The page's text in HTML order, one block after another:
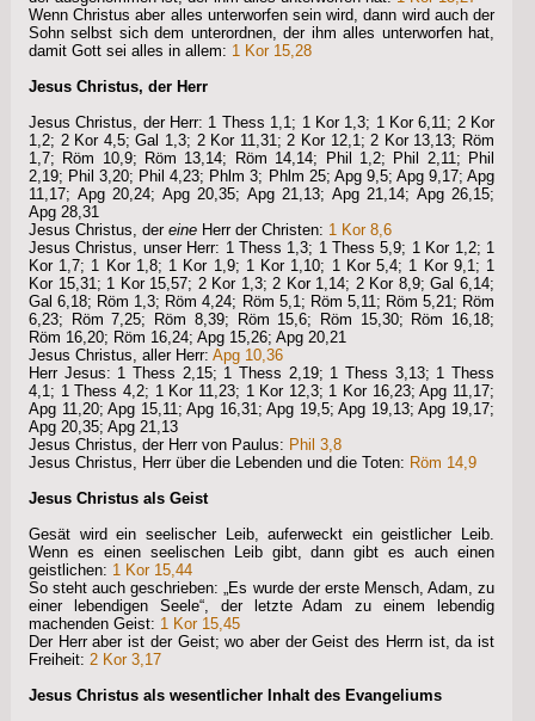
Wenn Christus aber alles unterworfen sein wird, dann wird auch der
Sohn selbst sich dem unterordnen, der ihm alles unterworfen hat,
damit Gott sei alles in allem: 1 Kor 15,28
Jesus Christus, der Herr
Jesus Christus, der Herr: 1 Thess 1,1; 1 Kor 1,3; 1 Kor 6,11; 2 Kor
1,2; 2 Kor 4,5; Gal 1,3; 2 Kor 11,31; 2 Kor 12,1; 2 Kor 13,13; Röm
1,7; Röm 10,9; Röm 13,14; Röm 14,14; Phil 1,2; Phil 2,11; Phil
2,19; Phil 3,20; Phil 4,23; Phlm 3; Phlm 25; Apg 9,5; Apg 9,17; Apg
11,17; Apg 20,24; Apg 20,35; Apg 21,13; Apg 21,14; Apg 26,15;
Apg 28,31
Jesus Christus, der eine Herr der Christen: 1 Kor 8,6
Jesus Christus, unser Herr: 1 Thess 1,3; 1 Thess 5,9; 1 Kor 1,2; 1
Kor 1,7; 1 Kor 1,8; 1 Kor 1,9; 1 Kor 1,10; 1 Kor 5,4; 1 Kor 9,1; 1
Kor 15,31; 1 Kor 15,57; 2 Kor 1,3; 2 Kor 1,14; 2 Kor 8,9; Gal 6,14;
Gal 6,18; Röm 1,3; Röm 4,24; Röm 5,1; Röm 5,11; Röm 5,21; Röm
6,23; Röm 7,25; Röm 8,39; Röm 15,6; Röm 15,30; Röm 16,18;
Röm 16,20; Röm 16,24; Apg 15,26; Apg 20,21
Jesus Christus, aller Herr: Apg 10,36
Herr Jesus: 1 Thess 2,15; 1 Thess 2,19; 1 Thess 3,13; 1 Thess
4,1; 1 Thess 4,2; 1 Kor 11,23; 1 Kor 12,3; 1 Kor 16,23; Apg 11,17;
Apg 11,20; Apg 15,11; Apg 16,31; Apg 19,5; Apg 19,13; Apg 19,17;
Apg 20,35; Apg 21,13
Jesus Christus, der Herr von Paulus: Phil 3,8
Jesus Christus, Herr über die Lebenden und die Toten: Röm 14,9
Jesus Christus als Geist
Gesät wird ein seelischer Leib, auferweckt ein geistlicher Leib.
Wenn es einen seelischen Leib gibt, dann gibt es auch einen
geistlichen: 1 Kor 15,44
So steht auch geschrieben: „Es wurde der erste Mensch, Adam, zu
einer lebendigen Seele“, der letzte Adam zu einem lebendig
machenden Geist: 1 Kor 15,45
Der Herr aber ist der Geist; wo aber der Geist des Herrn ist, da ist
Freiheit: 2 Kor 3,17
Jesus Christus als wesentlicher Inhalt des Evangeliums